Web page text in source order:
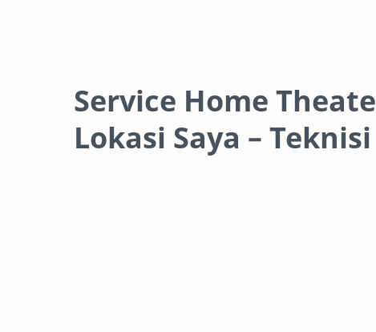
Service Home
Lokasi Saya –